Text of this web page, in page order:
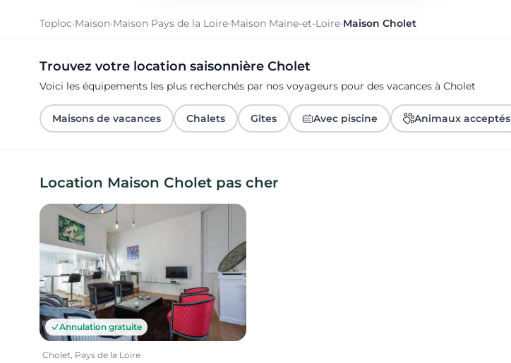
Toploc·Maison·Maison Pays de la Loire·Maison Maine-et-Loire·Maison Cholet
Trouvez votre location saisonnière Cholet
Voici les équipements les plus recherchés par nos voyageurs pour des vacances à Cholet
Maisons de vacances Chalets Gîtes Avec piscine Animaux acceptés
Location Maison Cholet pas cher
Annulation gratuite
Cholet, Pays de la Loire